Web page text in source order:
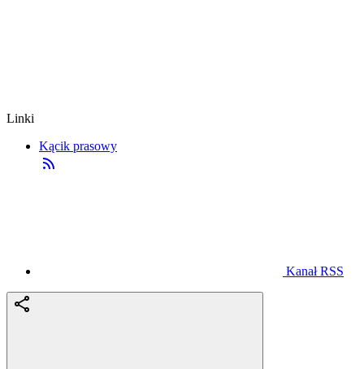
Linki
Kącik prasowy
Kanał RSS